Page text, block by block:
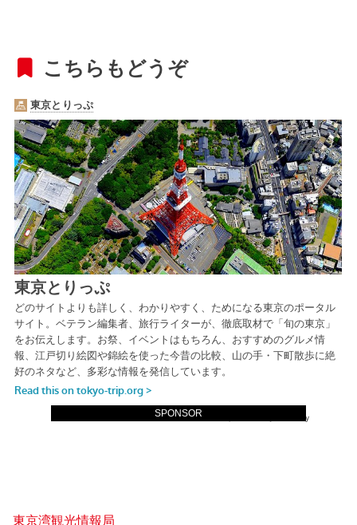
SPONSOR
こちらもどうぞ
東京湾観光情報局